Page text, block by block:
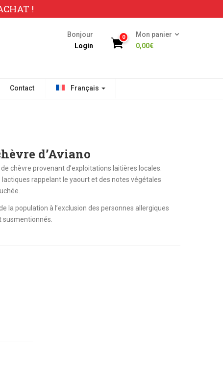
!
Bonjour
Login
0
Mon panier
0,00€
Contact Français
d’Aviano
chèvre provenant d’exploitations laitières locales.
rappelant le yaourt et des notes végétales
la population à l’exclusion des personnes allergiques
susmentionnés.